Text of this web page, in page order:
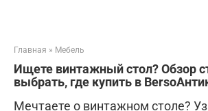
Главная » Мебель
Ищете винтажный стол? Обзор
выбрать‚ где купить в
Мечтаете о винтажном столе?